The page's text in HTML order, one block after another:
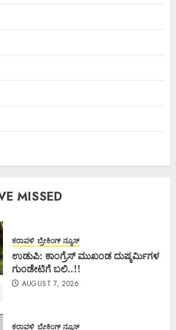
MISSED
ಕರಾವಳಿ ಬ್ರೇಕಿಂಗ್ ನ್ಯೂಸ್
ಉಡುಪಿ: ಕಾಂಗ್ರೆಸ್ ಮುಖಂಡ ದುಷ್ಕರ್ಮಿಗಳ
ಗುಂಡೇಟಿಗೆ ಬಲಿ..!!
AUGUST 7, 2026
ಕರಾವಳಿ ಬ್ರೇಕಿಂಗ್ ನ್ಯೂಸ್